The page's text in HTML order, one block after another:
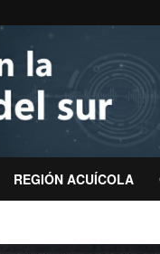
REGIÓN ACUÍCOLA